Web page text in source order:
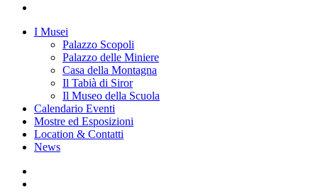
Close
I Musei
Palazzo Scopoli
Palazzo delle Miniere
Casa della Montagna
Il Tabià di Siror
Il Museo della Scuola
Calendario Eventi
Mostre ed Esposizioni
Location & Contatti
News